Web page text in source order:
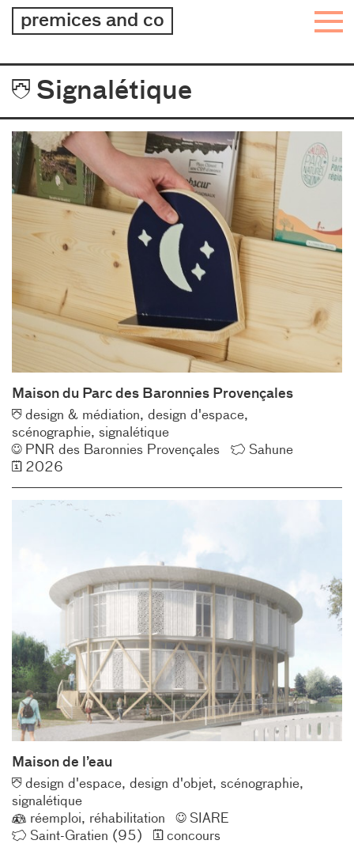
premices and coarchitecture
–
graphisme
Projets
Signalétique
Maison du Parc des Baronnies Provençales
Typologie
design & médiation design d'espace
scénographie signalétique
Client
PNR des Baronnies Provençales Lieu
Sahune
Année
2026
Maison de l’eau
Typologie
design d'espace design d'objet scénographie
signalétique
Éco-
conception
réemploi réhabilitation Client
SIARE
Lieu
Saint-Gratien (95) Année
concours